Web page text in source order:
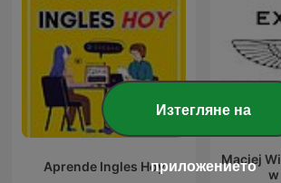
Aprende Ingles Hoy
Maciej
w
Изтегляне на
приложението